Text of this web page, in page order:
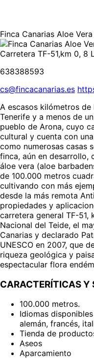
Finca Canarias Aloe Vera
Carretera TF-51,km 0, 8
638388593
cs@fincacanarias.es
A escasos kilómetros
Tenerife y a menos de
pueblo de Arona, cuyo
cultural y cuenta con
como numerosas casas
finca, aún en desarrollo,
áloe vera (aloe
de 100.000 metros
cultivando con más
desde la más remota
propiedades y
carretera general TF-51,
Nacional del Teide, el
Canarias y declarado
UNESCO en 2007, que
riqueza geológica y
espectacular flora
CARACTERÍTICAS Y
100.000 metros.
Idiomas
alemán, francés,
Tienda de
Aseos
Aparcamiento